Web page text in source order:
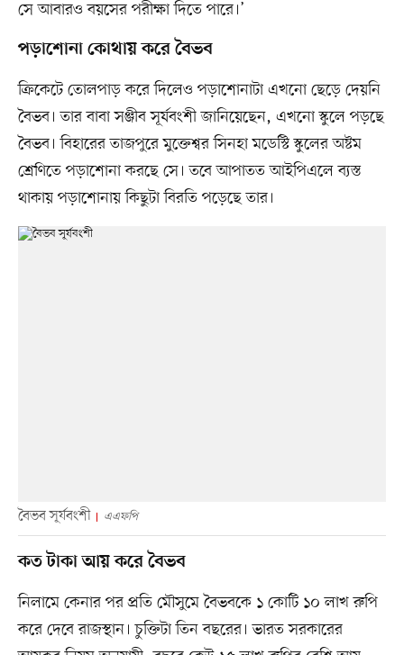
সে আবারও বয়সের পরীক্ষা দিতে পারে।’
পড়াশোনা কোথায় করে বৈভব
ক্রিকেটে তোলপাড় করে দিলেও পড়াশোনাটা এখনো ছেড়ে দেয়নি
বৈভব। তার বাবা সঞ্জীব সূর্যবংশী জানিয়েছেন, এখনো স্কুলে পড়ছে
বৈভব। বিহারের তাজপুরে মুক্তেশ্বর সিনহা মডেস্টি স্কুলের অষ্টম
শ্রেণিতে পড়াশোনা করছে সে। তবে আপাতত আইপিএলে ব্যস্ত
থাকায় পড়াশোনায় কিছুটা বিরতি পড়েছে তার।
বৈভব সূর্যবংশী এএফপি
কত টাকা আয় করে বৈভব
নিলামে কেনার পর প্রতি মৌসুমে বৈভবকে ১ কোটি ১০ লাখ রুপি
করে দেবে রাজস্থান। চুক্তিটা তিন বছরের। ভারত সরকারের